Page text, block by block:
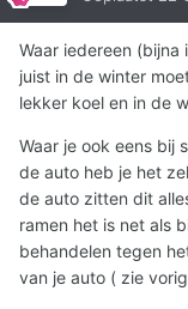
Waar iedereen
juist in de winter
lekker koel en in de
Waar je ook eens bij
de auto heb je het
de auto zitten dit
ramen het is net als
behandelen tegen
van je auto ( zie